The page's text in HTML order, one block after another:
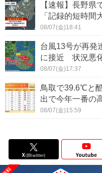
【速報】長野
「記録的短時間
08/07(金)18:41
台風13号が再
に接近 状況悪
08/07(金)17:37
鳥取で39.6℃と
出で今年一番の
08/07(金)15:59